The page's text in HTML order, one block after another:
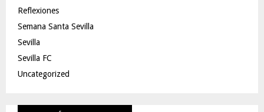
Reflexiones
Semana Santa Sevilla
Sevilla
Sevilla FC
Uncategorized